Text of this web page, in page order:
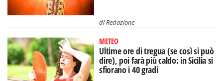
diRedazione
METEO
Ultime ore di tregua (se così si può
dire), poi farà più caldo: in Sicilia si
sfiorano i 40 gradi